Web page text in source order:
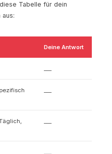
Tabelle für dein
Deine Antwort